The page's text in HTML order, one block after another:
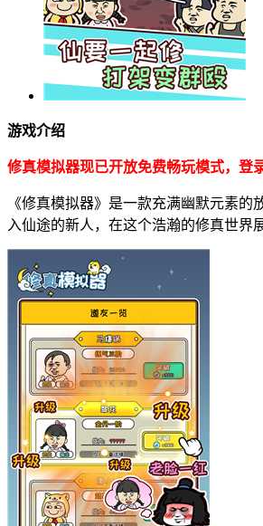
游戏介绍
修真模拟器现已开放免费畅玩模式，登
《修真模拟器》是一款充满幽默元素
入仙途的新人，在这个浩瀚的修真世界